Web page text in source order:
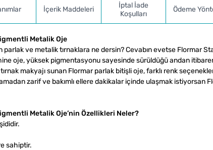
İçerik Maddeleri
İptal İade
Koşulları
Ödeme
Metalik Oje
parlak ve metalik tırnaklara ne dersin? Cevabın evetse Flormar
oje, yüksek pigmentasyonu sayesinde sürüldüğü andan itibaren
tırnak makyajı sunan Flormar parlak bitişli oje, farklı renk
zarif ve bakımlı ellere dakikalar içinde ulaşmak istiyorsan
Metalik Oje’nin Özellikleri Neler?
sahiptir.